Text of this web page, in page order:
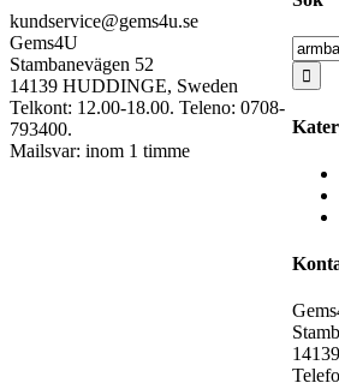
Sök
efter:
kundservice@gems4u.se
Gems4U
Stambanevägen 52
14139 HUDDINGE, Sweden
Telkont: 12.00-18.00. Teleno: 0708-
793400.
Mailsvar: inom 1 timme